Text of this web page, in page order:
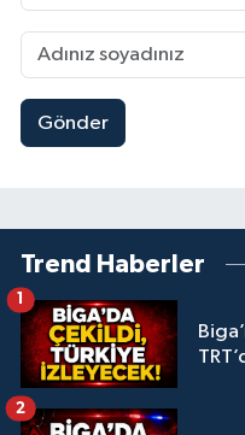
Gönder
Trend Haberler
1
2